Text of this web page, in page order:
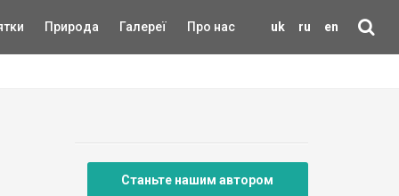
uk ru en
Природа Галереї Про нас
Станьте нашим автором